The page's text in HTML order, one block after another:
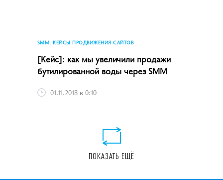
[Кейс]: как мы увеличили продажи